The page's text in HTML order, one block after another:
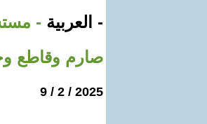
- العربية -
صارم وقاطع
2025 / 2 / 9